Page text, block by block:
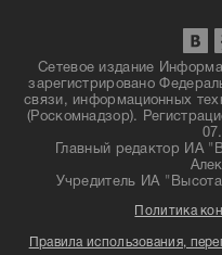
Сетевое издание
зарегистрировано
связи, информационных
(Роскомнадзор).
Главный редактор ИА
Учредитель ИА
Политика
Правила использования,